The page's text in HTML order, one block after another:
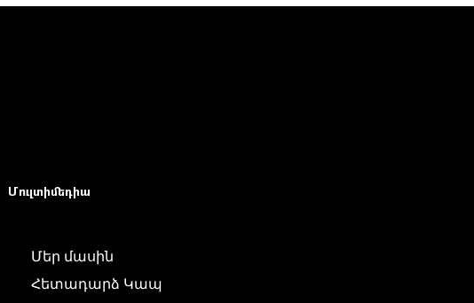
Մուլտիմեդիա
Մեր մասին
Հետադարձ Կապ